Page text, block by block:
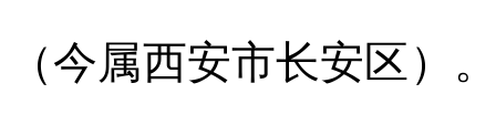
（今属西安市长安区）